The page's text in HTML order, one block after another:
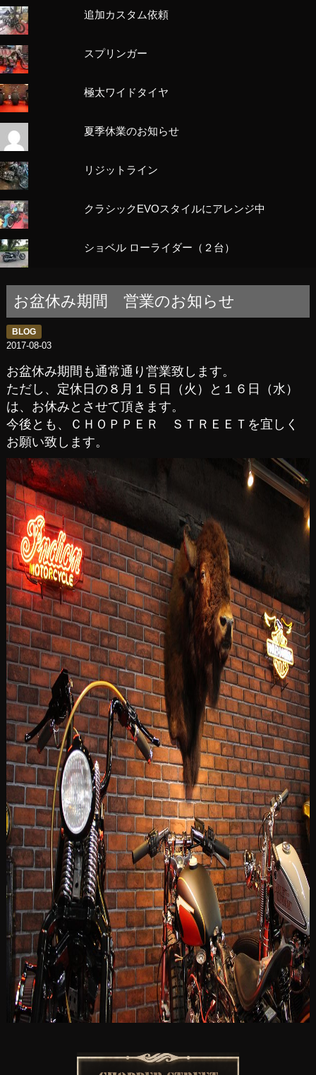
追加カスタム依頼
スプリンガー
極太ワイドタイヤ
夏季休業のお知らせ
リジットライン
クラシックEVOスタイルにアレンジ中
ショベル ローライダー（２台）
お盆休み期間 営業のお知らせ
BLOG
2017-08-03
お盆休み期間も通常通り営業致します。
ただし、定休日の８月１５日（火）と１６日（水）
は、お休みとさせて頂きます。
今後とも、ＣＨＯＰＰＥＲ ＳＴＲＥＥＴを宜しく
お願い致します。